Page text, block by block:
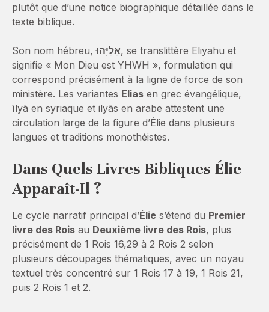
plutôt que d’une notice biographique détaillée dans le
texte biblique.
Son nom hébreu,אֵלִיָּהוּ, se translittère Eliyahu et
signifie « Mon Dieu est YHWH », formulation qui
correspond précisément à la ligne de force de son
ministère. Les variantes Elias en grec évangélique,
īlyā en syriaque et ilyās en arabe attestent une
circulation large de la figure d’Élie dans plusieurs
langues et traditions monothéistes.
Dans Quels Livres Bibliques Élie
Apparaît-Il ?
Le cycle narratif principal d’Élie s’étend du Premier
livre des Rois au Deuxième livre des Rois, plus
précisément de 1 Rois 16,29 à 2 Rois 2 selon
plusieurs découpages thématiques, avec un noyau
textuel très concentré sur 1 Rois 17 à 19, 1 Rois 21,
puis 2 Rois 1 et 2.